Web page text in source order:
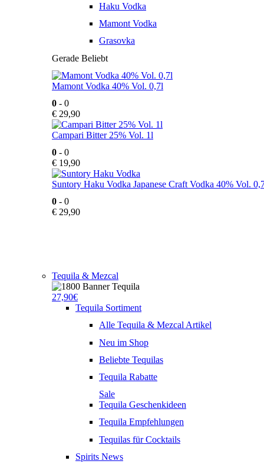
Haku Vodka
Mamont Vodka
Grasovka
Gerade Beliebt
Mamont Vodka 40% Vol. 0,7l
0 - 0
€ 29,90
Campari Bitter 25% Vol. 1l
0 - 0
€ 19,90
Suntory Haku Vodka Japanese Craft Vodka 40% Vol.
0 - 0
€ 29,90
Tequila & Mezcal
27,90€
Tequila Sortiment
Alle Tequila & Mezcal Artikel
Neu im Shop
Beliebte Tequilas
Tequila Rabatte
Sale
Tequila Geschenkideen
Tequila Empfehlungen
Tequilas für Cocktails
Spirits News